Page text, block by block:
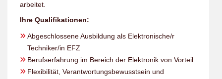
arbeitet.
Ihre Qualifikationen:
Abgeschlossene Ausbildung als Elektronische/r
Techniker/in EFZ
Berufserfahrung im Bereich der Elektronik von Vorteil
Flexibilität, Verantwortungsbewusstsein und